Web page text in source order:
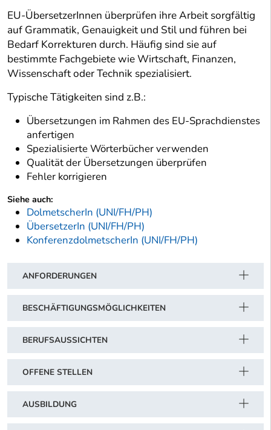
EU-ÜbersetzerInnen überprüfen ihre Arbeit sorgfältig
auf Grammatik, Genauigkeit und Stil und führen bei
Bedarf Korrekturen durch. Häufig sind sie auf
bestimmte Fachgebiete wie Wirtschaft, Finanzen,
Wissenschaft oder Technik spezialisiert.
Typische Tätigkeiten sind z.B.:
Übersetzungen im Rahmen des EU-Sprachdienstes
anfertigen
Spezialisierte Wörterbücher verwenden
Qualität der Übersetzungen überprüfen
Fehler korrigieren
Siehe auch:
DolmetscherIn (UNI/FH/PH)
ÜbersetzerIn (UNI/FH/PH)
KonferenzdolmetscherIn (UNI/FH/PH)
ANFORDERUNGEN
BESCHÄFTIGUNGSMÖGLICHKEITEN
BERUFSAUSSICHTEN
OFFENE STELLEN
AUSBILDUNG